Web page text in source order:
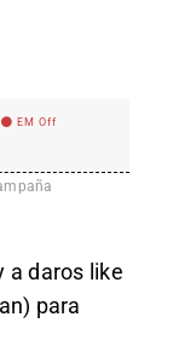
EM Off
a daros like
para